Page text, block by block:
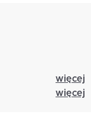
więcej
więcej